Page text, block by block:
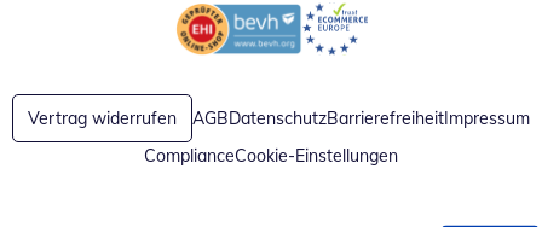
Öffnet in neuem FensterÖffnet in neuem Fenster
Vertrag widerrufen AGBDatenschutzBarrierefreiheitImpressum
ComplianceCookie-Einstellungen